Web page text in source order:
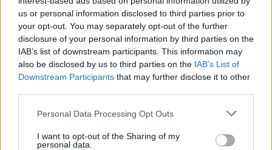
us or personal information disclosed to third parties prior to
your opt-out. You may separately opt-out of the further
disclosure of your personal information by third parties on the
IAB’s list of downstream participants. This information may
also be disclosed by us to third parties on the IAB’s List of
Downstream Participants that may further disclose it to other
Please note that this website/app uses one or more Google
not limited to your visit or usage behaviour. You may click to
Personal Data Processing Opt Outs
I want to opt-out of the Sharing of my
personal data.
Migliori agenzie per l’Attestazione SOA in Italia:
lista delle 4 realtà più efficienti nella g…
“Sul filo del discorso”: sold out ad Olbia per il
center di Tegge